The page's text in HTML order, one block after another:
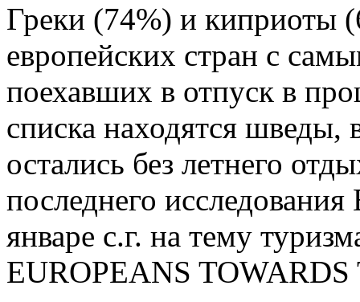
Греки (74%) и киприоты
европейских стран с
поехавших в отпуск в
списка находятся шведы,
остались без летнего
последнего
январе с.г. на тему
EUROPEANS